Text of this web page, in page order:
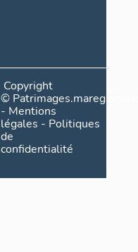
Copyright
©
- Mentions
légales - Politiques
de
confidentialité